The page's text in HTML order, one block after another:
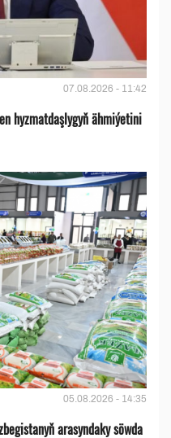
07.08.2026 - 11:42
hyzmatdaşlygyň ähmiýetini
05.08.2026 - 14:35
arasyndaky söwda